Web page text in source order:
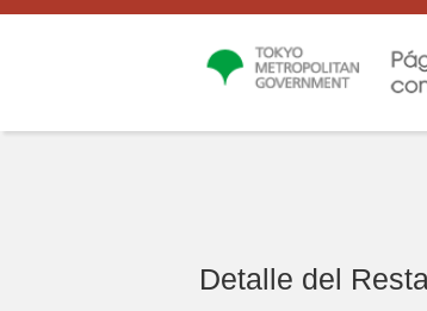
Detalle del